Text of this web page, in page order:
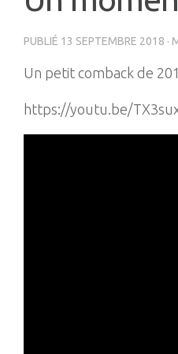
PUBLIÉ 13 SEPTEMBRE 2018 ·
Un petit comback de
https://youtu.be/